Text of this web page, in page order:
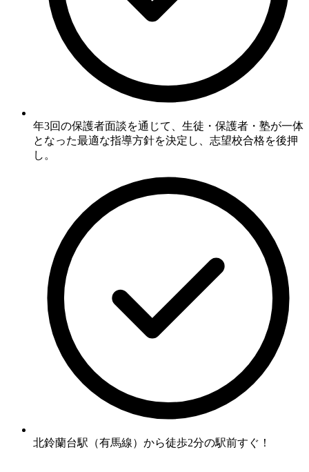
年3回の保護者面談を通じて、生徒・保護者・塾が一体
となった最適な指導方針を決定し、志望校合格を後押
し。
北鈴蘭台駅（有馬線）から徒歩2分の駅前すぐ！